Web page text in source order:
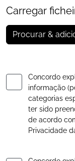
Carregar
Procurar &
Concordo
informação
categorias
ter sido
de acordo
Privacidade